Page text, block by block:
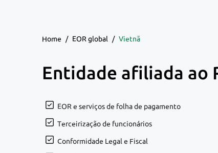
Home / EOR global / Vietnã
Entidade afiliada ao
EOR e serviços de folha de pagamento
Terceirização de funcionários
Conformidade Legal e Fiscal